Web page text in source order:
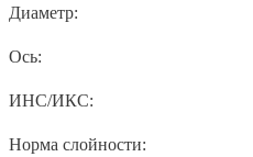
Диаметр:
Ось:
ИНС/ИКС:
Норма слойности: